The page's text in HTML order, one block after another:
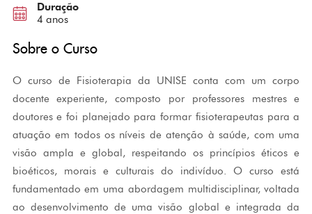
Duração
4 anos
Sobre o Curso
O curso de Fisioterapia da UNISE conta com um corpo
docente experiente, composto por professores mestres e
doutores e foi planejado para formar fisioterapeutas para a
atuação em todos os níveis de atenção à saúde, com uma
visão ampla e global, respeitando os princípios éticos e
bioéticos, morais e culturais do indivíduo. O curso está
fundamentado em uma abordagem multidisciplinar, voltada
ao desenvolvimento de uma visão global e integrada da